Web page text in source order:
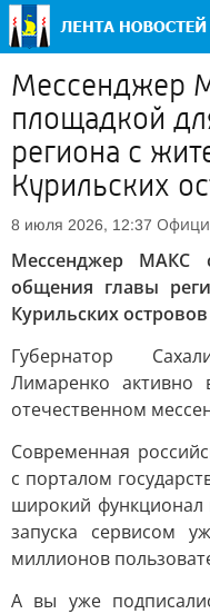
Мессенджер
площадкой
региона с
Курильских
8 июля 2026, 12:37
Мессенджер МАКС
общения главы
Курильских островов
Губернатор
Лимаренко
отечественном
Современная
с порталом
широкий
запуска сервисом
миллионов
А вы уже